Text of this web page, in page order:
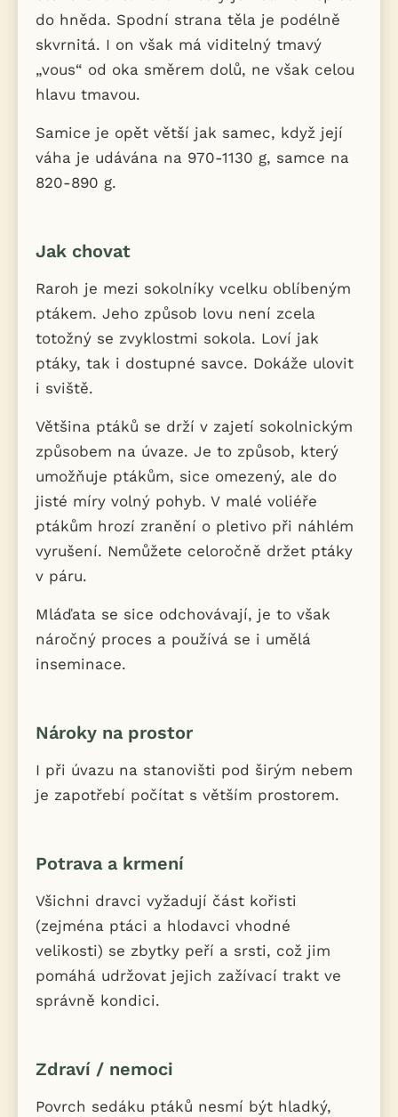
do hněda. Spodní strana těla je podélně
skvrnitá. I on však má viditelný tmavý
„vous“ od oka směrem dolů, ne však celou
hlavu tmavou.
Samice je opět větší jak samec, když její
váha je udávána na 970-1130 g, samce na
820-890 g.
Jak chovat
Raroh je mezi sokolníky vcelku oblíbeným
ptákem. Jeho způsob lovu není zcela
totožný se zvyklostmi sokola. Loví jak
ptáky, tak i dostupné savce. Dokáže ulovit
i sviště.
Většina ptáků se drží v zajetí sokolnickým
způsobem na úvaze. Je to způsob, který
umožňuje ptákům, sice omezený, ale do
jisté míry volný pohyb. V malé voliéře
ptákům hrozí zranění o pletivo při náhlém
vyrušení. Nemůžete celoročně držet ptáky
v páru.
Mláďata se sice odchovávají, je to však
náročný proces a používá se i umělá
inseminace.
Nároky na prostor
I při úvazu na stanovišti pod širým nebem
je zapotřebí počítat s větším prostorem.
Potrava a krmení
Všichni dravci vyžadují část kořisti
(zejména ptáci a hlodavci vhodné
velikosti) se zbytky peří a srsti, což jim
pomáhá udržovat jejich zažívací trakt ve
správně kondici.
Zdraví / nemoci
Povrch sedáku ptáků nesmí být hladký,